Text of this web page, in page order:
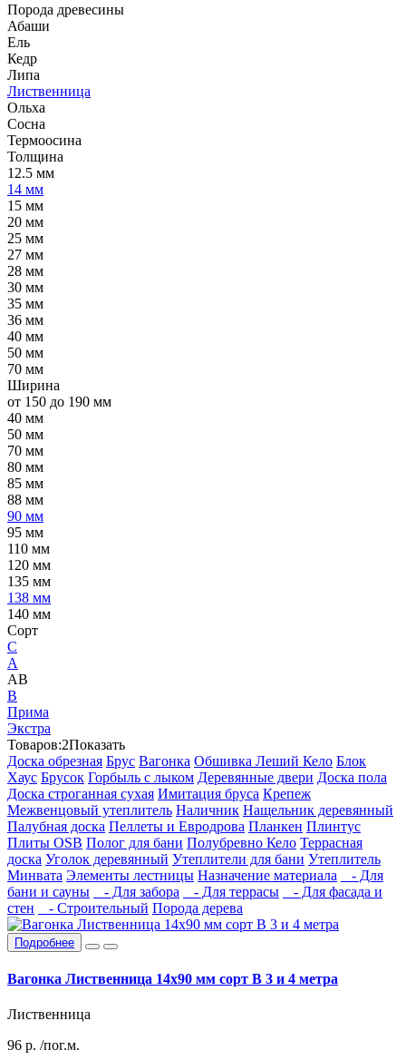
Порода древесины
Абаши
Ель
Кедр
Липа
Лиственница
Ольха
Сосна
Термоосина
Толщина
12.5 мм
14 мм
15 мм
20 мм
25 мм
27 мм
28 мм
30 мм
35 мм
36 мм
40 мм
50 мм
70 мм
Ширина
от 150 до 190 мм
40 мм
50 мм
70 мм
80 мм
85 мм
88 мм
90 мм
95 мм
110 мм
120 мм
135 мм
138 мм
140 мм
Сорт
C
А
АВ
В
Прима
Экстра
Товаров:2Показать
Доска обрезная Брус Вагонка Обшивка Леший Кело Блок
Хаус Брусок Горбыль с лыком Деревянные двери Доска пола
Доска строганная сухая Имитация бруса Крепеж
Межвенцовый утеплитель Наличник Нащельник деревянный
Палубная доска Пеллеты и Евродрова Планкен Плинтус
Плиты OSB Полог для бани Полубревно Кело Террасная
доска Уголок деревянный Утеплители для бани Утеплитель
Минвата Элементы лестницы Назначение материала
- Для
бани и сауны
- Для забора - Для террасы
- Для фасада и
стен
- Строительный Порода дерева
Подробнее
Вагонка Лиственница 14х90 мм сорт В 3 и 4 метра
Лиственница
96 р. /пог.м.